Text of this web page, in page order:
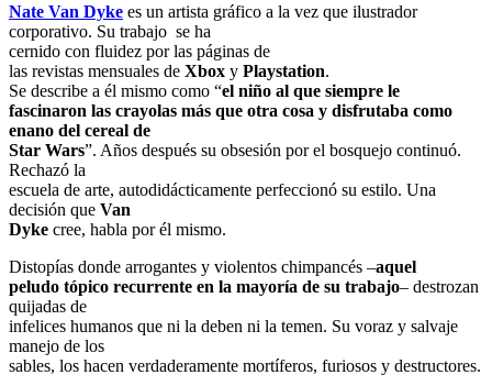
Nate Van Dyke es un artista gráfico a la vez que ilustrador
corporativo. Su trabajo se ha
cernido con fluidez por las páginas de
las revistas mensuales de Xbox y Playstation.
Se describe a él mismo como “el niño al que siempre le
fascinaron las crayolas más que otra cosa y disfrutaba como
enano del cereal de
Star Wars”. Años después su obsesión por el bosquejo continuó.
Rechazó la
escuela de arte, autodidácticamente perfeccionó su estilo. Una
decisión que Van
Dyke cree, habla por él mismo.
Distopías donde arrogantes y violentos chimpancés –aquel
peludo tópico recurrente en la mayoría de su trabajo– destrozan
quijadas de
infelices humanos que ni la deben ni la temen. Su voraz y salvaje
manejo de los
sables, los hacen verdaderamente mortíferos, furiosos y destructores.